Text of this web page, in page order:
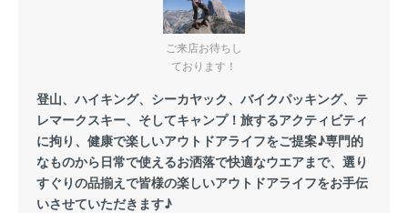
ご来店お待ちし
ております！
登山、ハイキング、シーカヤック、バイクパッキング、テ
レマークスキー、そしてキャンプ！旅するアクティビティ
に拘り、健康で楽しいアウトドアライフをご提案♪専門的
なものから日常で使えるお洒落で快適なウエアまで、選り
すぐりの品揃えで皆様の楽しいアウトドアライフをお手伝
いさせていただきます♪